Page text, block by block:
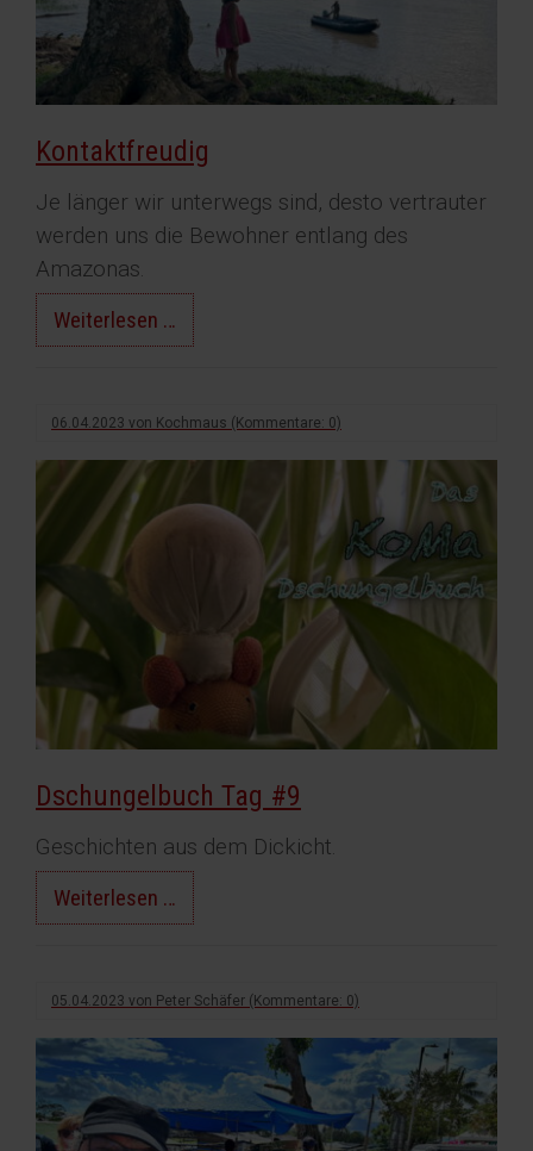
Kontaktfreudig
Je länger wir unterwegs sind, desto vertrauter
werden uns die Bewohner entlang des
Amazonas.
Weiterlesen … Kontaktfreudig
06.04.2023 von Kochmaus (Kommentare: 0)
Dschungelbuch Tag #9
Geschichten aus dem Dickicht.
Weiterlesen … Dschungelbuch
Tag
05.04.2023 von Peter Schäfer (Kommentare: 0)